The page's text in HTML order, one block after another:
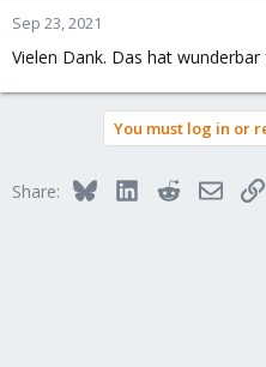
Sep 23, 2021
Vielen Dank. Das hat
You must log in or
Share: BlueskyLinkedInRedditEmail